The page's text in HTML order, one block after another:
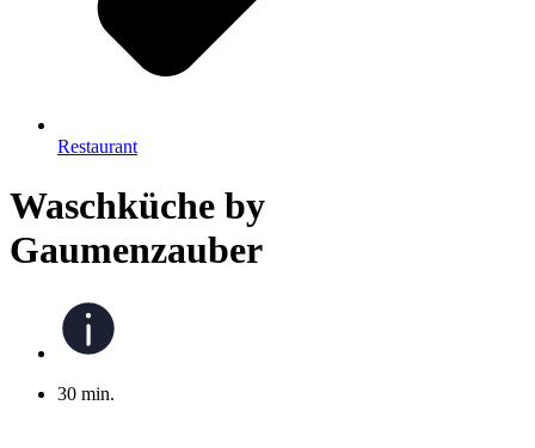
Restaurant
Waschküche by
Gaumenzauber
30 min.